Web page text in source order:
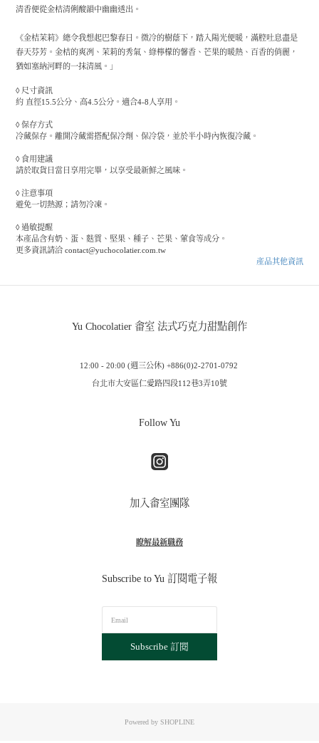
清香便從金桔清俐酸韻中幽幽透出。
《金桔茉莉》總令我想起巴黎春日。微冷的樹蔭下，踏入陽光便暖，滿腔吐息盡是
春天芬芳。金桔的爽冽、茉莉的秀氣、綠檸檬的馨香、芒果的暖熱、百香的俏麗，
猶如塞納河畔的一抹清風。」
◊ 尺寸資訊
約 直徑15.5公分、高4.5公分。適合4-8人享用。
◊ 保存方式
冷藏保存。離開冷藏需搭配保冷劑、保冷袋，並於半小時內恢復冷藏。
◊ 食用建議
請於取貨日當日享用完畢，以享受最新鮮之風味。
◊ 注意事項
避免一切熱源；請勿冷凍。
◊ 過敏提醒
本產品含有奶、蛋、麩質、堅果、種子、芒果、葷食等成分。
更多資訊請洽 contact@yuchocolatier.com.tw
產品其他資訊
Yu Chocolatier 畬室 法式巧克力甜點創作
12:00 - 20:00 (週三公休) +886(0)2-2701-0792
台北市大安區仁愛路四段112巷3弄10號
Follow Yu
加入畬室團隊
瞭解最新職務
Subscribe to Yu 訂閱電子報
Subscribe 訂閱
Powered by SHOPLINE